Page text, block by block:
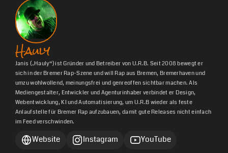
Hauly
Janis („Hauly“) ist Gründer und Betreiber von U.R.B. Seit 2008 bewegt er
sich in der Bremer Rap-Szene und will Rap aus Bremen, Bremerhaven und
umzu wohlwollend, meinungsfrei und genreoffen sichtbar machen. Als
Mediengestalter, Entwickler und Agenturinhaber verbindet er Design,
Webentwicklung, KI und Automatisierung, um U.R.B wieder als feste
Anlaufstelle für Bremer Rap aufzubauen, damit gute Releases nicht einfach
im Feed verschwinden.
Website Instagram YouTube